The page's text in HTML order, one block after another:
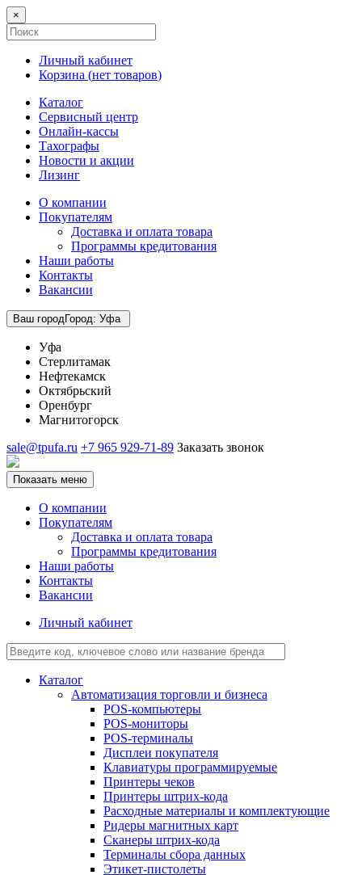
×
Личный кабинет
Корзина (нет товаров)
Каталог
Сервисный центр
Онлайн-кассы
Тахографы
Новости и акции
Лизинг
О компании
Покупателям
Доставка и оплата товара
Программы кредитования
Наши работы
Контакты
Вакансии
Ваш городГород: Уфа
Уфа
Стерлитамак
Нефтекамск
Октябрьский
Оренбург
Магнитогорск
sale@tpufa.ru +7 965 929-71-89 Заказать звонок
Показать меню
О компании
Покупателям
Доставка и оплата товара
Программы кредитования
Наши работы
Контакты
Вакансии
Личный кабинет
Каталог
Автоматизация торговли и бизнеса
POS-компьютеры
POS-мониторы
POS-терминалы
Дисплеи покупателя
Клавиатуры программируемые
Принтеры чеков
Принтеры штрих-кода
Расходные материалы и комплектующие
Ридеры магнитных карт
Сканеры штрих-кода
Терминалы сбора данных
Этикет-пистолеты